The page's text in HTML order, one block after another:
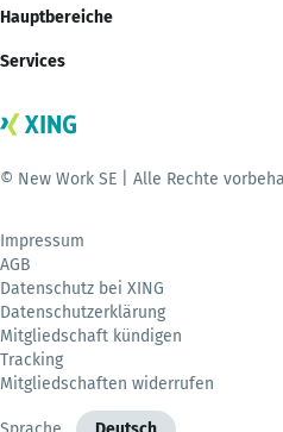
Hauptbereiche
Services
© New Work SE | Alle Rechte
Impressum
AGB
Datenschutz bei XING
Datenschutzerklärung
Mitgliedschaft kündigen
Tracking
Mitgliedschaften widerrufen